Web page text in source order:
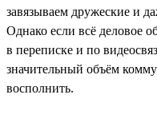
завязываем дружеские и
Однако если всё деловое
в переписке и по
значительный объём
восполнить.